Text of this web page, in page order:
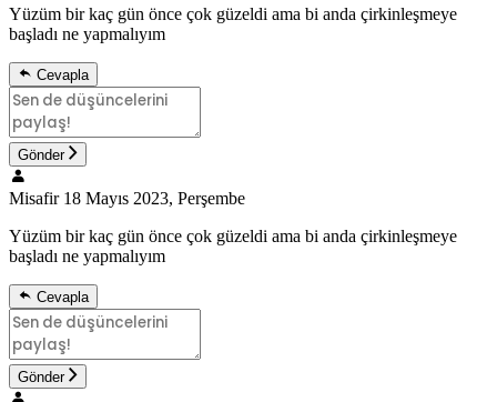
Yüzüm bir kaç gün önce çok güzeldi ama bi anda çirkinleşmeye
başladı ne yapmalıyım
Cevapla
Gönder
Misafir 18 Mayıs 2023, Perşembe
Yüzüm bir kaç gün önce çok güzeldi ama bi anda çirkinleşmeye
başladı ne yapmalıyım
Cevapla
Gönder